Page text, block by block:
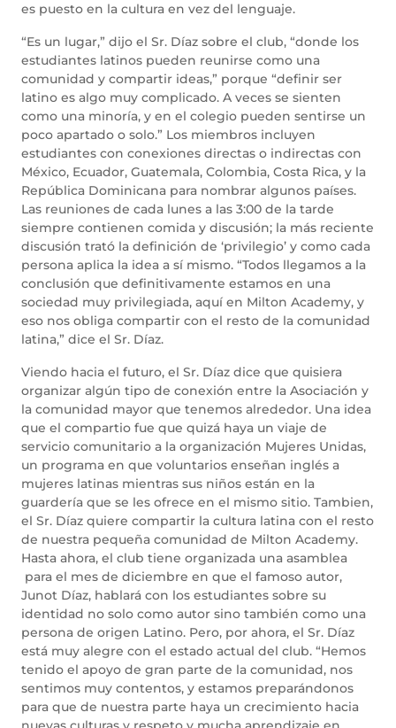
es puesto en la cultura en vez del lenguaje.
“Es un lugar,” dijo el Sr. Díaz sobre el club, “donde los
estudiantes latinos pueden reunirse como una
comunidad y compartir ideas,” porque “definir ser
latino es algo muy complicado. A veces se sienten
como una minoría, y en el colegio pueden sentirse un
poco apartado o solo.” Los miembros incluyen
estudiantes con conexiones directas o indirectas con
México, Ecuador, Guatemala, Colombia, Costa Rica, y la
República Dominicana para nombrar algunos países.
Las reuniones de cada lunes a las 3:00 de la tarde
siempre contienen comida y discusión; la más reciente
discusión trató la definición de ‘privilegio’ y como cada
persona aplica la idea a sí mismo. “Todos llegamos a la
conclusión que definitivamente estamos en una
sociedad muy privilegiada, aquí en Milton Academy, y
eso nos obliga compartir con el resto de la comunidad
latina,” dice el Sr. Díaz.
Viendo hacia el futuro, el Sr. Díaz dice que quisiera
organizar algún tipo de conexión entre la Asociación y
la comunidad mayor que tenemos alrededor. Una idea
que el compartio fue que quizá haya un viaje de
servicio comunitario a la organización Mujeres Unidas,
un programa en que voluntarios enseñan inglés a
mujeres latinas mientras sus niños están en la
guardería que se les ofrece en el mismo sitio. Tambien,
el Sr. Díaz quiere compartir la cultura latina con el resto
de nuestra pequeña comunidad de Milton Academy.
Hasta ahora, el club tiene organizada una asamblea
para el mes de diciembre en que el famoso autor,
Junot Díaz, hablará con los estudiantes sobre su
identidad no solo como autor sino también como una
persona de origen Latino. Pero, por ahora, el Sr. Díaz
está muy alegre con el estado actual del club. “Hemos
tenido el apoyo de gran parte de la comunidad, nos
sentimos muy contentos, y estamos preparándonos
para que de nuestra parte haya un crecimiento hacia